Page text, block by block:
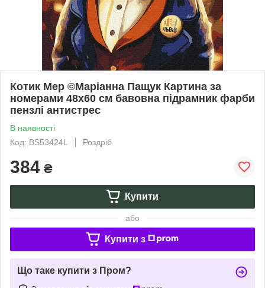
Котик Мер ©Маріанна Пащук Картина за
номерами 48x60 см бавовна підрамник фарби
пензлі антистрес
В наявності
Код: BS53424L
Роздріб
384 ₴
Купити
або
Купити з
Що таке купити з Пром?